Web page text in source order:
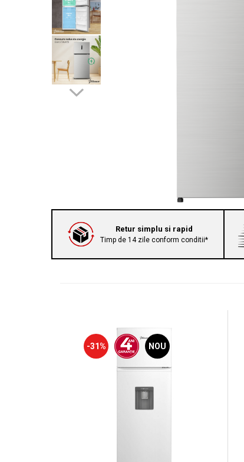
Robot de bucătărie
Sandwich maker
Dispozitive smart home
Retur simplu si rapid
Timp de 14 zile conform conditii*
-31% NOU